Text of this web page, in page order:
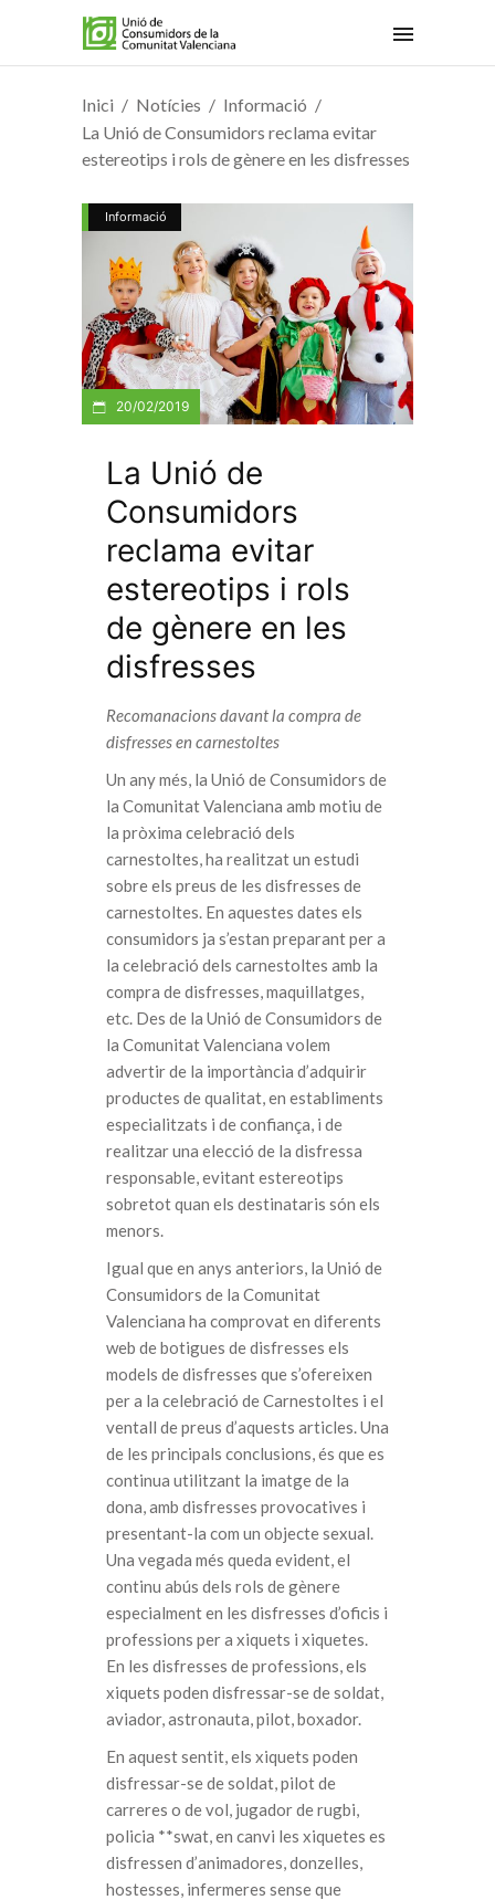
Inici Notícies
Informació
La Unió de Consumidors reclama evitar
estereotips i rols de gènere en les disfresses
Informació
20/02/2019
La Unió de
Consumidors
reclama evitar
estereotips i rols
de gènere en les
disfresses
Recomanacions davant la compra de
disfresses en carnestoltes
Un any més, la Unió de Consumidors de
la Comunitat Valenciana amb motiu de
la pròxima celebració dels
carnestoltes, ha realitzat un estudi
sobre els preus de les disfresses de
carnestoltes. En aquestes dates els
consumidors ja s’estan preparant per a
la celebració dels carnestoltes amb la
compra de disfresses, maquillatges,
etc. Des de la Unió de Consumidors de
la Comunitat Valenciana volem
advertir de la importància d’adquirir
productes de qualitat, en establiments
especialitzats i de confiança, i de
realitzar una elecció de la disfressa
responsable, evitant estereotips
sobretot quan els destinataris són els
menors.
Igual que en anys anteriors, la Unió de
Consumidors de la Comunitat
Valenciana ha comprovat en diferents
web de botigues de disfresses els
models de disfresses que s’ofereixen
per a la celebració de Carnestoltes i el
ventall de preus d’aquests articles. Una
de les principals conclusions, és que es
continua utilitzant la imatge de la
dona, amb disfresses provocatives i
presentant-la com un objecte sexual.
Una vegada més queda evident, el
continu abús dels rols de gènere
especialment en les disfresses d’oficis i
professions per a xiquets i xiquetes.
En les disfresses de professions, els
xiquets poden disfressar-se de soldat,
aviador, astronauta, pilot, boxador.
En aquest sentit, els xiquets poden
disfressar-se de soldat, pilot de
carreres o de vol, jugador de rugbi,
policia **swat, en canvi les xiquetes es
disfressen d’animadores, donzelles,
hostesses, infermeres sense que